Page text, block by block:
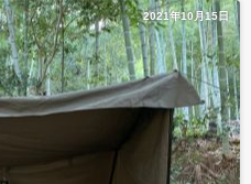
2021年10月15日